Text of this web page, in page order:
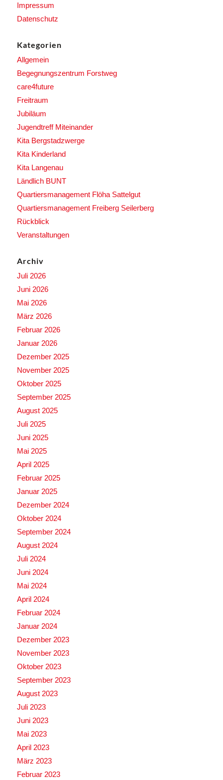
Impressum
Datenschutz
Kategorien
Allgemein
Begegnungszentrum Forstweg
care4future
Freitraum
Jubiläum
Jugendtreff Miteinander
Kita Bergstadzwerge
Kita Kinderland
Kita Langenau
Ländlich BUNT
Quartiersmanagement Flöha Sattelgut
Quartiersmanagement Freiberg Seilerberg
Rückblick
Veranstaltungen
Archiv
Juli 2026
Juni 2026
Mai 2026
März 2026
Februar 2026
Januar 2026
Dezember 2025
November 2025
Oktober 2025
September 2025
August 2025
Juli 2025
Juni 2025
Mai 2025
April 2025
Februar 2025
Januar 2025
Dezember 2024
Oktober 2024
September 2024
August 2024
Juli 2024
Juni 2024
Mai 2024
April 2024
Februar 2024
Januar 2024
Dezember 2023
November 2023
Oktober 2023
September 2023
August 2023
Juli 2023
Juni 2023
Mai 2023
April 2023
März 2023
Februar 2023